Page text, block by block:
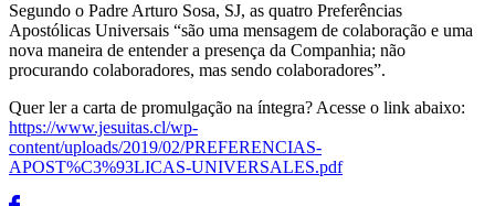
Segundo o Padre Arturo Sosa, SJ, as quatro Preferências
Apostólicas Universais “são uma mensagem de colaboração e uma
nova maneira de entender a presença da Companhia; não
procurando colaboradores, mas sendo colaboradores”.
Quer ler a carta de promulgação na íntegra? Acesse o link abaixo:
https://www.jesuitas.cl/wp-
content/uploads/2019/02/PREFERENCIAS-
APOST%C3%93LICAS-UNIVERSALES.pdf